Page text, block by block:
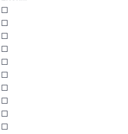
☐
☐
☐
☐
☐
☐
☐
☐
☐
☐